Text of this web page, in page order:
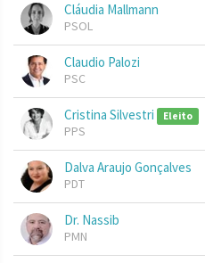
Cláudia Mallmann
PSOL
Claudio Palozi
PSC
Cristina Silvestri Eleito
PPS
Dalva Araujo Gonçalves
PDT
Dr. Nassib
PMN